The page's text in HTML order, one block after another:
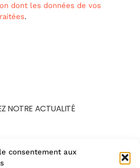
consentement aux
dont les données de vos
.
NOTRE ACTUALITÉ